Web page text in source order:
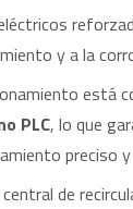
y a la
está
PLC, lo que
preciso
de